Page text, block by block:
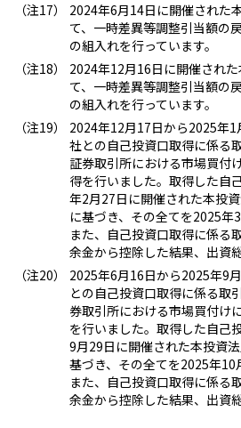
2024年6月14日に開催された
て、一時差異等調整引当額の
の組入れを行っています。
2024年12月16日に開催され
て、一時差異等調整引当額の
の組入れを行っています。
2024年12月17日から2025年
社との自己投資口取得に係る
証券取引所における市場買付
得を行いました。取得した自
年2月27日に開催された本投
に基づき、その全てを2025年
また、自己投資口取得に係る
余金から控除した結果、出資
2025年6月16日から2025年9
との自己投資口取得に係る取
券取引所における市場買付け
を行いました。取得した自己
9月29日に開催された本投資
基づき、その全てを2025年10
また、自己投資口取得に係る
余金から控除した結果、出資